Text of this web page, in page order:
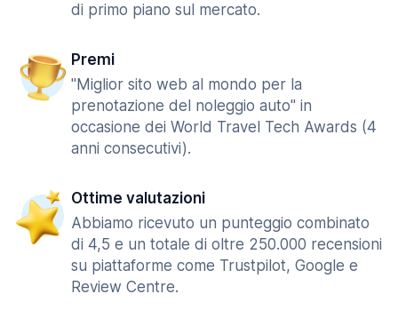
di primo piano sul mercato.
Premi
"Miglior sito web al mondo per la
prenotazione del noleggio auto" in
occasione dei World Travel Tech Awards (4
anni consecutivi).
Ottime valutazioni
Abbiamo ricevuto un punteggio combinato
di 4,5 e un totale di oltre 250.000 recensioni
su piattaforme come Trustpilot, Google e
Review Centre.